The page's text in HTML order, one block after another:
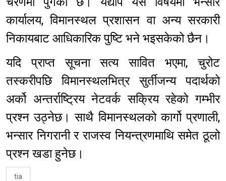
कार्यालय, विमानस्थल प्रशासन वा अन्य सरकारी
निकायबाट आधिकारिक पुष्टि भने भइसकेको छैन।
यदि प्राप्त सूचना सत्य सावित भएमा, चुरोट
तस्करीपछि विमानस्थलभित्र सुर्तीजन्य पदार्थको
अर्को अन्तर्राष्ट्रिय नेटवर्क सक्रिय रहेको गम्भीर
प्रश्न उठ्नेछ। साथै विमानस्थलको कार्गो प्रणाली,
भन्सार निगरानी र राजस्व नियन्त्रणमाथि समेत ठूलो
प्रश्न खडा हुनेछ।
tia